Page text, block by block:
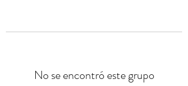
No se encontró este grupo